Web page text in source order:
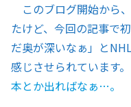
このブログ開始から
たけど、今回の記事で
だ奥が深いなぁ」と
感じさせられています。
本とか出ればなぁ…。